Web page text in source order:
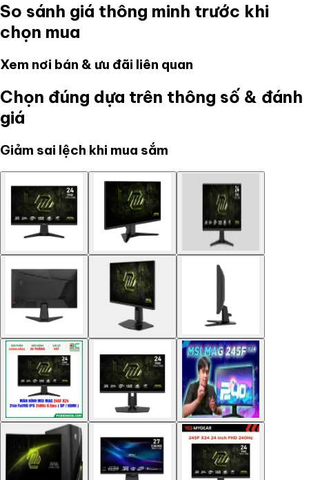
So sánh giá thông minh trước khi
chọn mua
Xem nơi bán & ưu đãi liên quan
Chọn đúng dựa trên thông số & đánh
giá
Giảm sai lệch khi mua sắm